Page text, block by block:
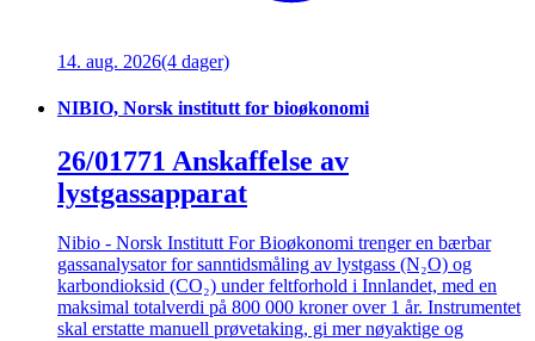
14. aug. 2026(4 dager)
NIBIO, Norsk institutt for bioøkonomi
26/01771 Anskaffelse av
lystgassapparat
Nibio - Norsk Institutt For Bioøkonomi trenger en bærbar
gassanalysator for sanntidsmåling av lystgass (N₂O) og
karbondioksid (CO₂) under feltforhold i Innlandet, med en
maksimal totalverdi på 800 000 kroner over 1 år. Instrumentet
skal erstatte manuell prøvetaking, gi mer nøyaktige og